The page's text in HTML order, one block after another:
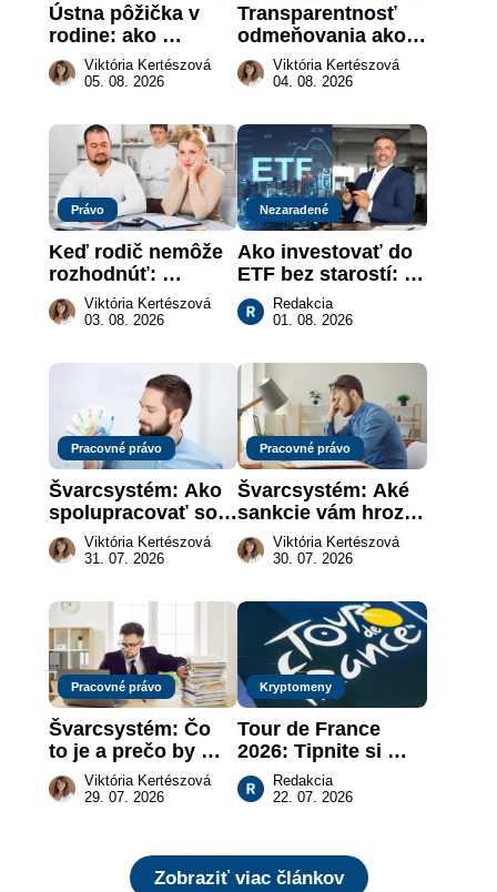
Ústna pôžička v
rodine: ako
vymôcť peniaze,
keď na papieri nie
Viktória Kertészová
05. 08. 2026
Transparentnosť
odmeňovania ako
právna povinnosť:
revolúcia na
práce
Viktória Kertészová
04. 08. 2026
Právo
Keď rodič nemôže
rozhodnúť:
nahradenie prejavu
vôle súdom v
Viktória Kertészová
03. 08. 2026
Nezaradené
Ako investovať do
ETF bez starostí:
Investičné plány,
ktoré urobia prácu
Redakcia
01. 08. 2026
Pracovné právo
Švarcsystém: Ako
spolupracovať so
živnostníkom
legálne a bez
Viktória Kertészová
31. 07. 2026
Pracovné právo
Švarcsystém: Aké
sankcie vám hrozia
a prečo nestačí
zaplatiť pokutu?
Viktória Kertészová
30. 07. 2026
Pracovné právo
Švarcsystém: Čo
to je a prečo by
vás to malo
zaujímať
Viktória Kertészová
29. 07. 2026
Kryptomeny
Tour de France
2026: Tipnite si
pódium etapy a
získajte podiel z 2
Redakcia
22. 07. 2026
Zobraziť viac článkov